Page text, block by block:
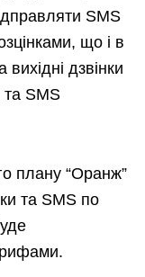
SMS
що і в
дзвінки
та SMS
плану “Оранж”
та SMS по